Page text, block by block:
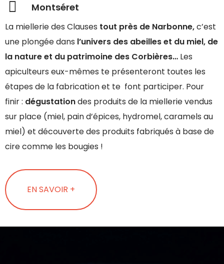
Montséret
La miellerie des Clauses tout près de Narbonne,c’est
une plongée dans l’univers des abeilles et du miel, de
la nature et du patrimoine des Corbières… Les
apiculteurs eux-mêmes te présenteront toutes les
étapes de la fabrication et te font participer. Pour
finir : dégustationdes produits de la miellerie vendus
sur place (miel, pain d’épices, hydromel, caramels au
miel) et découverte des produits fabriqués à base de
cire comme les bougies !
EN SAVOIR +